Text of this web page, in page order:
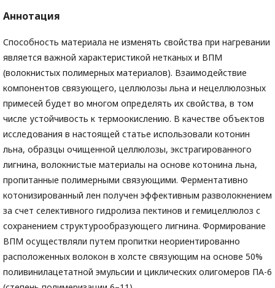
Аннотация
Способность материала не изменять свойства при нагревании
является важной характеристикой нетканых и ВПМ
(волокнистых полимерных материалов). Взаимодействие
компонентов связующего, целлюлозы льна и нецеллюлозных
примесей будет во многом определять их свойства, в том
числе устойчивость к термоокислению. В качестве объектов
исследования в настоящей статье использовали котонин
льна, образцы очищенной целлюлозы, экстрагированного
лигнина, волокнистые материалы на основе котонина льна,
пропитанные полимерными связующими. Ферментативно
котонизированный лен получен эффективным разволокнением
за счет селективного гидролиза пектинов и гемицеллюлоз с
сохранением структурообразующего лигнина. Формирование
ВПМ осуществляли путем пропитки неориентированно
расположенных волокон в холсте связующим на основе 50%
поливинилацетатной эмульсии и циклических олигомеров ПА-6